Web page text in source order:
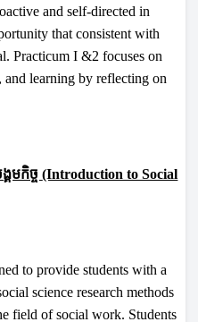
and self-directed in
that consistent with
Practicum I &2 focuses on
learning by reflecting on
គមកិច្ច(Introduction to Social
to provide students with a
science research methods
field of social work. Students